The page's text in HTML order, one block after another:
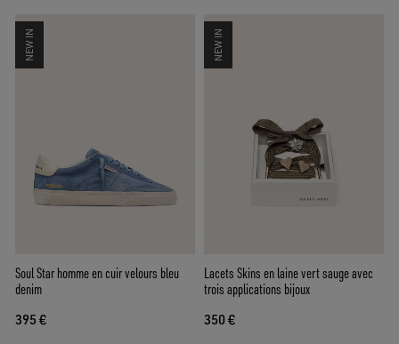
NEW IN
Soul Star homme en cuir velours bleu
denim
395 €
NEW IN
Lacets Skins en laine vert sauge avec
trois applications bijoux
350 €